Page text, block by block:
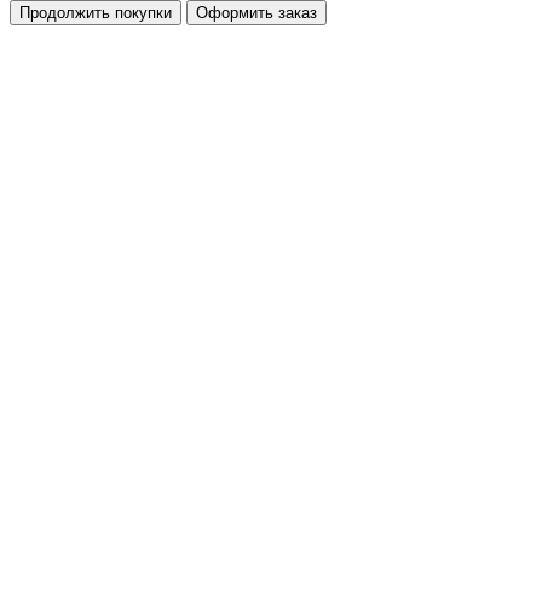
Продолжить покупки Оформить заказ